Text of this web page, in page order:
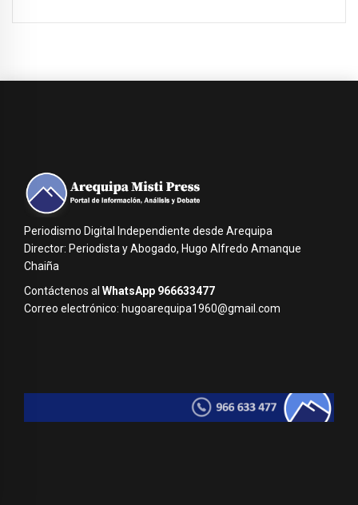
Periodismo Digital Independiente desde Arequipa
Director: Periodista y Abogado, Hugo Alfredo Amanque
Chaiña
Contáctenos al WhatsApp 966633477
Correo electrónico: hugoarequipa1960@gmail.com